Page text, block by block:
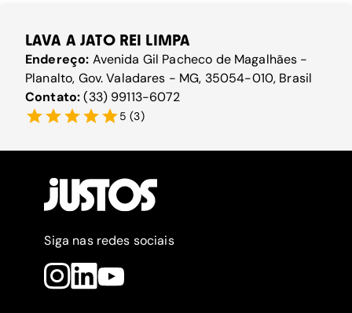
LAVA A JATO REI LIMPA
Endereço: Avenida Gil Pacheco de Magalhães -
Planalto, Gov. Valadares - MG, 35054-010, Brasil
Contato:(33) 99113-6072
5 (3)
Siga nas redes sociais